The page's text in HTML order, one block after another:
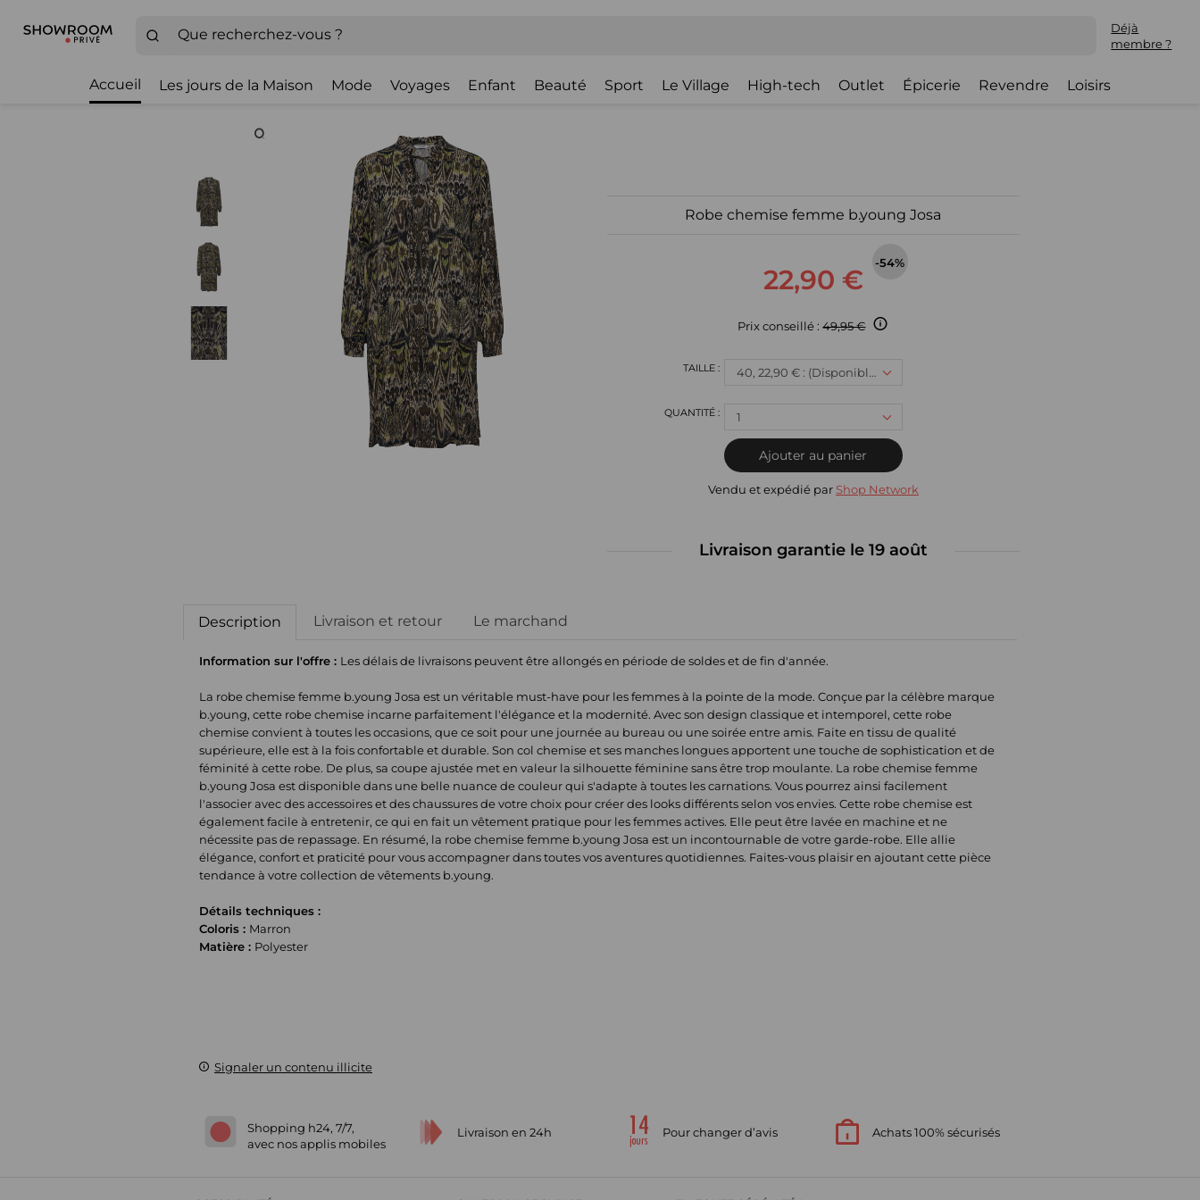
Déjà
membre ?
Accueil Les jours de la Maison Mode Voyages Enfant Beauté Sport Le Village High-tech Outlet Épicerie Revendre Loisirs
Robe chemise femme b.young Josa
22,90 €
-54%
Prix conseillé :49,95 €
40, 22,90 € : (Disponible)
1
Ajouter au panier
Vendu et expédié par Shop Network
Livraison garantie le 19 août
Description Livraison et retour Le marchand
Information sur l'offre : Les délais de livraisons peuvent être allongés en période de soldes et de fin d'année.
La robe chemise femme b.young Josa est un véritable must-have pour les femmes à la pointe de la mode. Conçue par la célèbre marque
b.young, cette robe chemise incarne parfaitement l'élégance et la modernité. Avec son design classique et intemporel, cette robe
chemise convient à toutes les occasions, que ce soit pour une journée au bureau ou une soirée entre amis. Faite en tissu de qualité
supérieure, elle est à la fois confortable et durable. Son col chemise et ses manches longues apportent une touche de sophistication et de
féminité à cette robe. De plus, sa coupe ajustée met en valeur la silhouette féminine sans être trop moulante. La robe chemise femme
b.young Josa est disponible dans une belle nuance de couleur qui s'adapte à toutes les carnations. Vous pourrez ainsi facilement
l'associer avec des accessoires et des chaussures de votre choix pour créer des looks différents selon vos envies. Cette robe chemise est
également facile à entretenir, ce qui en fait un vêtement pratique pour les femmes actives. Elle peut être lavée en machine et ne
nécessite pas de repassage. En résumé, la robe chemise femme b.young Josa est un incontournable de votre garde-robe. Elle allie
élégance, confort et praticité pour vous accompagner dans toutes vos aventures quotidiennes. Faites-vous plaisir en ajoutant cette pièce
tendance à votre collection de vêtements b.young.
Détails techniques :
Coloris : Marron
Matière : Polyester
Signaler un contenu illicite
Shopping h24, 7/7,
avec nos applis mobiles
Livraison en 24h Pour changer d’avis Achats 100% sécurisés